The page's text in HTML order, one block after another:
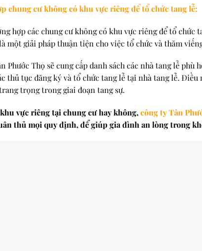
chung cư không có khu vực riêng để tổ chức tang lễ:
hợp các chung cư không có khu vực riêng để tổ chức
một giải pháp thuận tiện cho việc tổ chức và thăm
Phước Thọ sẽ cung cấp danh sách các nhà tang lễ
thủ tục đăng ký và tổ chức tang lễ tại nhà tang lễ.
trọng trong giai đoạn tang sự.
vực riêng tại chung cư hay không,công ty Tân
thủ mọi quy định, để giúp gia đình an lòng trong